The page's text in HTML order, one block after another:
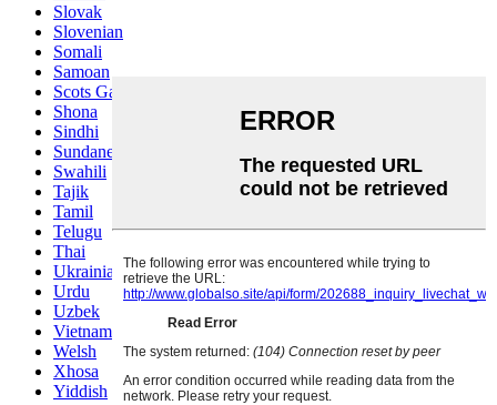
Slovak
Slovenian
Somali
Samoan
Scots Gaelic
Shona
Sindhi
Sundanese
Swahili
Tajik
Tamil
Telugu
Thai
Ukrainian
Urdu
Uzbek
Vietnamese
Welsh
Xhosa
Yiddish